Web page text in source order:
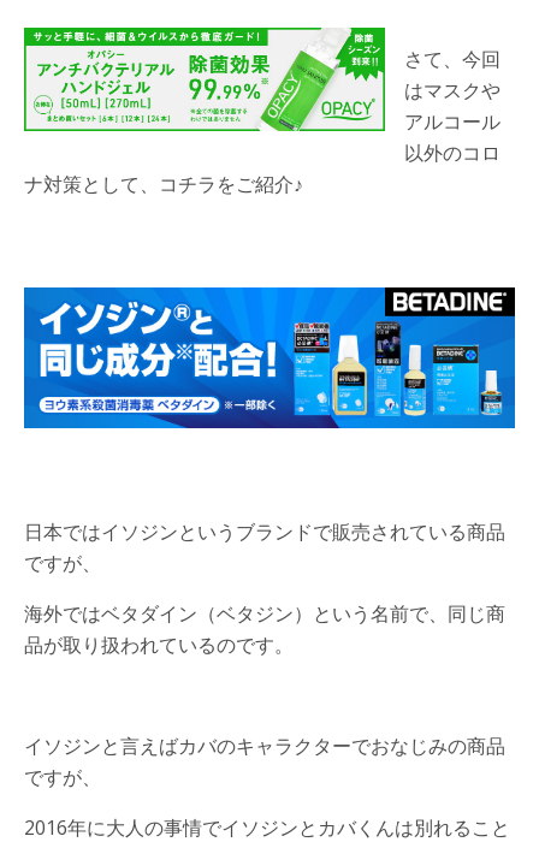
さて、今回
はマスクや
アルコール
以外のコロ
ナ対策として、コチラをご紹介♪
日本ではイソジンというブランドで販売されている商品
ですが、
海外ではベタダイン（ベタジン）という名前で、同じ商
品が取り扱われているのです。
イソジンと言えばカバのキャラクターでおなじみの商品
ですが、
2016年に大人の事情でイソジンとカバくんは別れること